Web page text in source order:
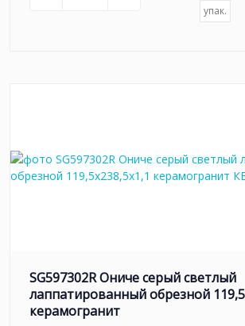
упак.
SG597302R Ониче серый светлый
лаппатированный обрезной
керамогранит